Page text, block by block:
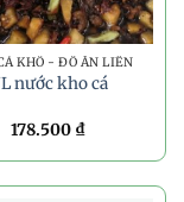
KHÔ - ĐỒ ĂN LIỀN
nước kho cá
178.500 ₫